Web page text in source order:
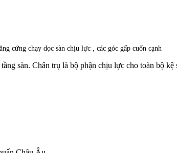
cứng chạy dọc sàn chịu lực , các góc gấp cuốn cạnh
sàn. Chân trụ là bộ phận chịu lực cho toàn bộ